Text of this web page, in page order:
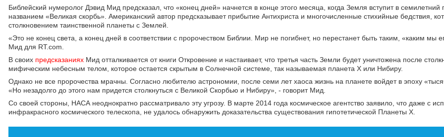
Библейский нумеролог Дэвид Мид предсказал, что «конец дней» начнется в конце этого месяца, когда Земля вступит в
названием «Великая скорбь». Американский автор предсказывает прибытие Антихриста и многочисленные стихийные бедствия,
столкновением таинственной планеты с Землей.
«Это не конец света, а конец дней в соответствии с пророчеством Библии. Мир не погибнет, но перестанет быть таким, «каким мы
Мид для RT.com.
В своих предсказаниях Мид отталкивается от книги Откровение и настаивает, что третья часть Земли будет уничтожена после
мифическим небесным телом, которое остается скрытым в Солнечной системе, так называемая планета Х или Нибиру.
Однако не все пророчества мрачны. Согласно любителю астрономии, после семи лет хаоса жизнь на планете войдет в эпоху
«Но незадолго до этого нам придется столкнуться с Великой Скорбью и Нибиру», - говорит Мид.
Со своей стороны, НАСА неоднократно рассматривало эту угрозу. В марте 2014 года космическое агентство заявило, что даже с
инфракрасного космического телескопа, не удалось обнаружить доказательства существования гипотетической Планеты X.